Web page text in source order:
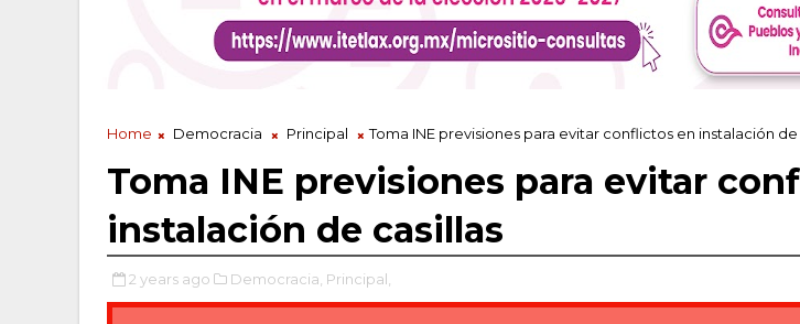
Home Democracia Principal Toma INE previsiones para evitar conflictos en instalación de
Toma INE previsiones para evitar
instalación de casillas
2 years ago Democracia, Principal,